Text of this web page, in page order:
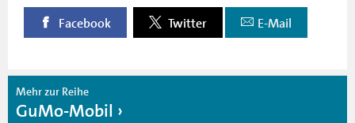
Facebook Twitter E-Mail
Mehr zur Reihe
GuMo-Mobil